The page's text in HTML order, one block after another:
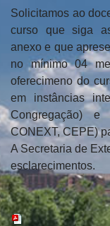
Solicitamos ao
curso que siga
anexo e que
no mínimo 04
oferecimeno do
em instâncias
Congregação) e
CONEXT, CEPE)
A Secretaria de
esclarecimentos.